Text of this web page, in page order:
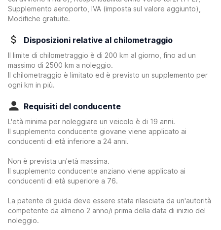
Supplemento aeroporto, IVA (imposta sul valore aggiunto),
Modifiche gratuite.
Disposizioni relative al chilometraggio
Il limite di chilometraggio è di 200 km al giorno, fino ad un
massimo di 2500 km a noleggio.
Il chilometraggio è limitato ed è previsto un supplemento per
ogni km in più.
Requisiti del conducente
L'età minima per noleggiare un veicolo è di 19 anni.
Il supplemento conducente giovane viene applicato ai
conducenti di età inferiore a 24 anni.
Non è prevista un'età massima.
Il supplemento conducente anziano viene applicato ai
conducenti di età superiore a 76.
La patente di guida deve essere stata rilasciata da un'autorità
competente da almeno 2 anno/i prima della data di inizio del
noleggio.